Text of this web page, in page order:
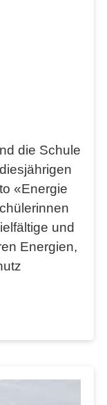
die Schule
«Energie
und
Energien,